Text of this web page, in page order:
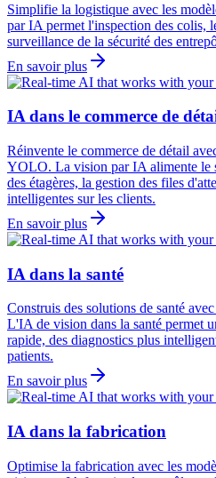
Simplifie la logistique avec les
par IA permet l'inspection des colis,
surveillance de la sécurité des
En savoir plus
IA dans le commerce de
Réinvente le commerce de détail
YOLO. La vision par IA alimente le
des étagères, la gestion des files
intelligentes sur les clients.
En savoir plus
IA dans la santé
Construis des solutions de santé
L'IA de vision dans la santé permet
rapide, des diagnostics plus
patients.
En savoir plus
IA dans la fabrication
Optimise la fabrication avec les